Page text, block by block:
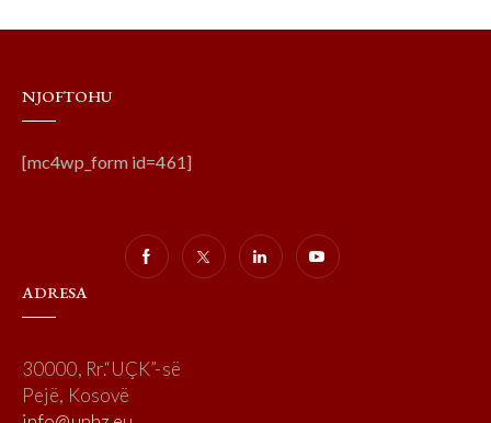
NJOFTOHU
[mc4wp_form id=461]
ADRESA
30000, Rr.“UÇK”-së
Pejë, Kosovë